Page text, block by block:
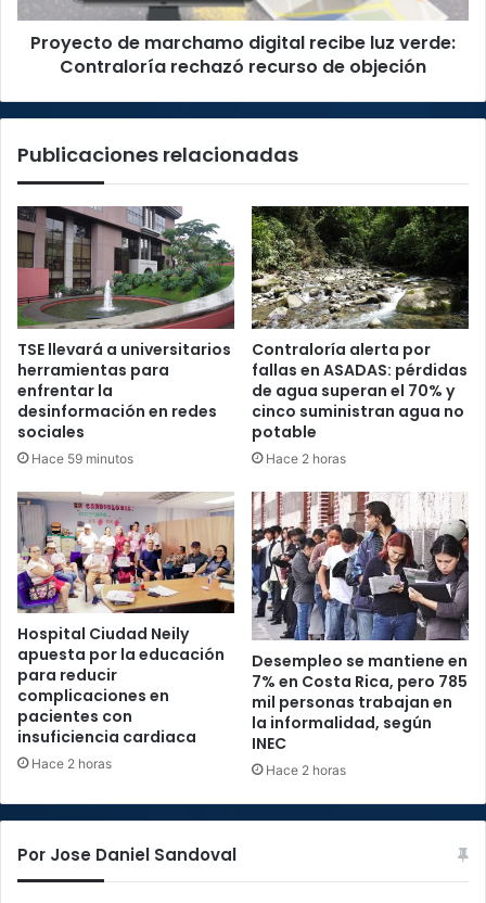
rechazó
recurso
Proyecto de marchamo digital recibe luz verde:
Contraloría rechazó recurso de objeción
Publicaciones relacionadas
TSE llevará a universitarios
herramientas para
enfrentar la
desinformación en redes
sociales
Hace 59 minutos
Contraloría alerta por
fallas en ASADAS: pérdidas
de agua superan el 70% y
cinco suministran agua no
potable
Hace 2 horas
Hospital Ciudad Neily
apuesta por la educación
para reducir
complicaciones en
pacientes con
insuficiencia cardiaca
Hace 2 horas
Desempleo se mantiene en
7% en Costa Rica, pero 785
mil personas trabajan en
la informalidad, según
INEC
Hace 2 horas
Por Jose Daniel Sandoval